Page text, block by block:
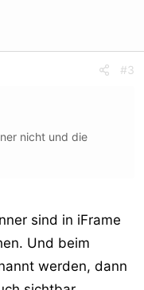
#3
nicht und die
sind in iFrame
Und beim
werden, dann